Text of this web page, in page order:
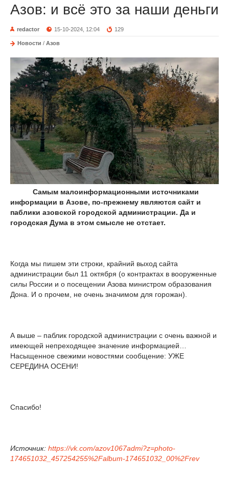
Азов: и всё это за наши деньги
redactor 15-10-2024, 12:04 129
Новости / Азов
Самым малоинформационными источниками
информации в Азове, по-прежнему являются сайт и
паблики азовской городской администрации. Да и
городская Дума в этом смысле не отстает.
Когда мы пишем эти строки, крайний выход сайта
администрации был 11 октября (о контрактах в вооруженные
силы России и о посещении Азова министром образования
Дона. И о прочем, не очень значимом для горожан).
А выше – паблик городской администрации с очень важной и
имеющей непреходящее значение информацией…
Насыщенное свежими новостями сообщение: УЖЕ
СЕРЕДИНА ОСЕНИ!
Спасибо!
Источник: https://vk.com/azov1067admi?z=photo-
174651032_457254255%2Falbum-174651032_00%2Frev